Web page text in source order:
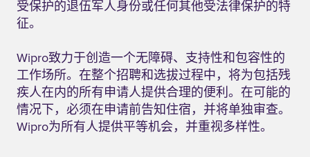
受保护的退伍军人身份或任何其他受法律保护的特
征。
Wipro致力于创造一个无障碍、支持性和包容性的
工作场所。在整个招聘和选拔过程中，将为包括残
疾人在内的所有申请人提供合理的便利。在可能的
情况下，必须在申请前告知住宿，并将单独审查。
Wipro为所有人提供平等机会，并重视多样性。